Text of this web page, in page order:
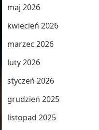
maj 2026
kwiecień 2026
marzec 2026
luty 2026
styczeń 2026
grudzień 2025
listopad 2025